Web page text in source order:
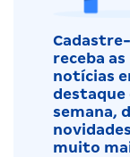
receba as
notícias
destaque
semana,
muito